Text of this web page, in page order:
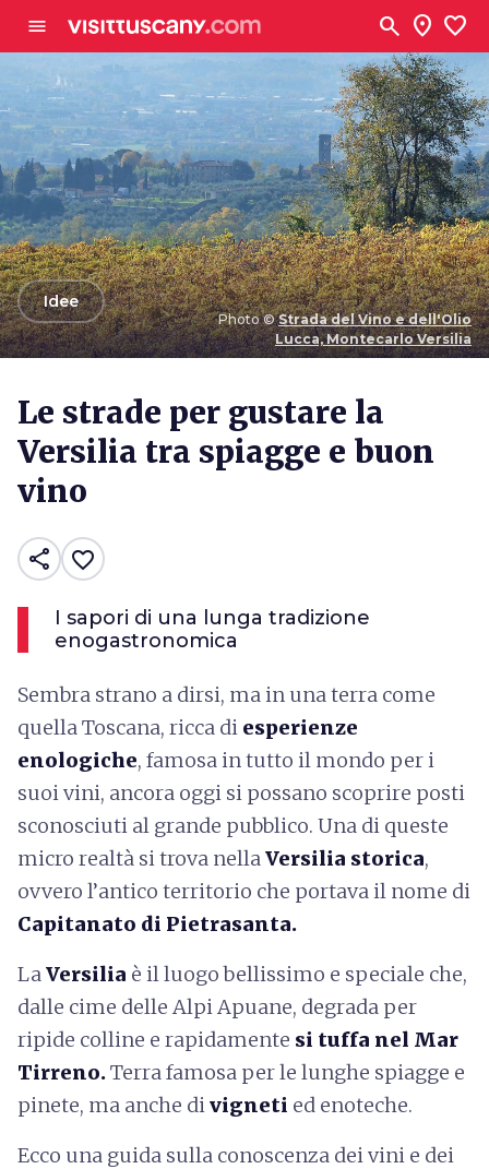
menu search location_on favorite
Montecarlo Versilia
Photo © Strada del Vino e dell'Olio
Lucca, Montecarlo Versilia
arrow_backIdee
Le strade per gustare la
Versilia tra spiagge e buon
vino
share favorite_border
I sapori di una lunga tradizione
enogastronomica
Sembra strano a dirsi, ma in una terra come
quella Toscana, ricca di esperienze
enologiche, famosa in tutto il mondo per i
suoi vini, ancora oggi si possano scoprire posti
sconosciuti al grande pubblico. Una di queste
micro realtà si trova nellaVersilia storica,
ovvero l’antico territorio che portava il nome di
Capitanato di Pietrasanta.
LaVersilia è il luogo bellissimo e speciale che,
dalle cime delle Alpi Apuane, degrada per
ripide colline e rapidamente si tuffa nel Mar
Tirreno.Terra famosa per le lunghe spiagge e
pinete, ma anche divigneti ed enoteche.
Ecco una guida sulla conoscenza dei vini e dei